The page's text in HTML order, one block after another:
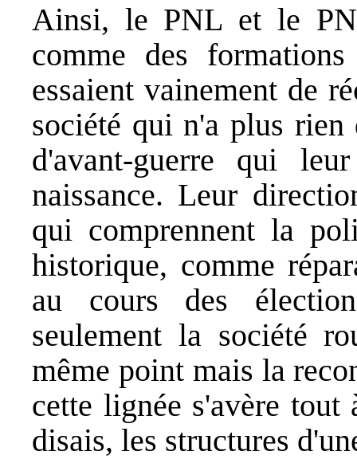
Ainsi, le PNL et le
comme des
essaient vainement de
société qui n'a plus rien
d'avant-guerre qui
naissance. Leur
qui comprennent la
historique, comme
au cours des
seulement la société
même point mais la
cette lignée s'avère
disais, les structures